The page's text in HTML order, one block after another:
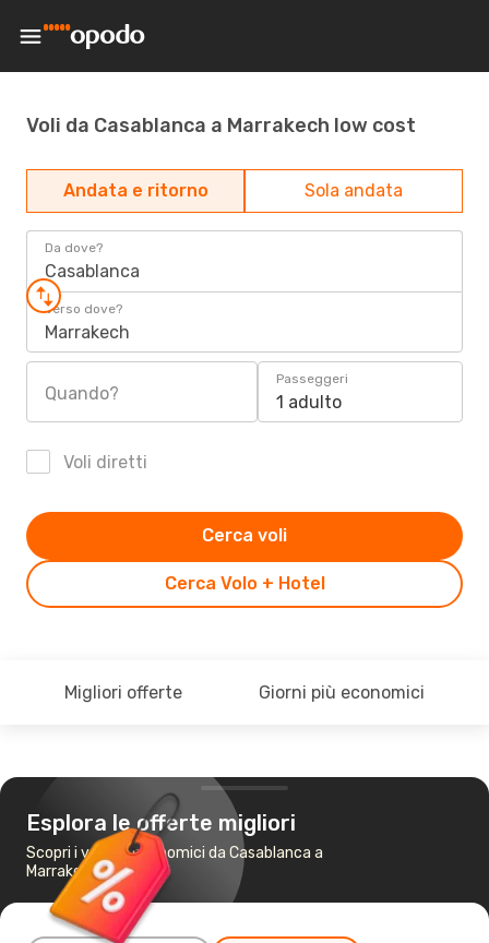
Voli da Casablanca a Marrakech low cost
Andata e ritorno Sola andata
Da dove?
Casablanca
Verso dove?
Marrakech
Quando?
Passeggeri
1 adulto
Voli diretti
Cerca Volo + Hotel
Cerca voli
Migliori offerte Giorni più economici
Esplora le offerte migliori
Scopri i voli più economici da Casablanca a
Marrakech